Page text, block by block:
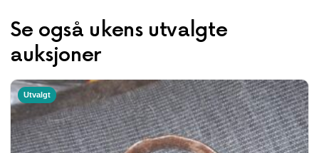
Se også ukens utvalgte
auksjoner
Utvalgt